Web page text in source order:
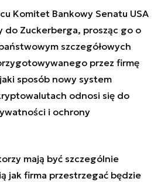
Komitet Bankowy Senatu USA
do Zuckerberga, prosząc go o
szczegółowych
przez firmę
sposób nowy system
odnosi się do
i ochrony
mają być szczególnie
jak firma przestrzegać będzie